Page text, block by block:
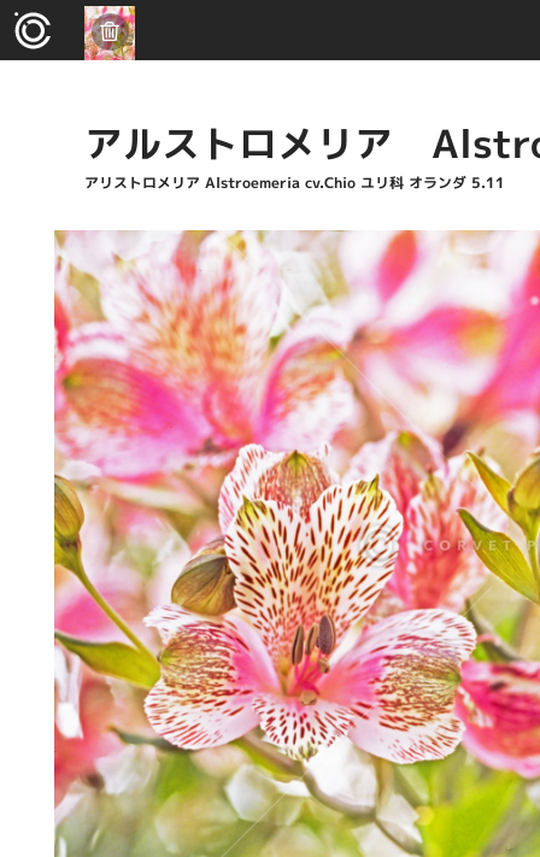
アルストロメリア
アリストロメリア Alstroemeria cv.Chio ユリ科 オランダ 5.11